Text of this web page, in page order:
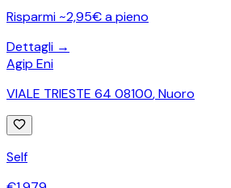
Risparmi ~2,95€ a pieno
Dettagli →
Agip Eni
VIALE TRIESTE 64 08100,Nuoro
Self